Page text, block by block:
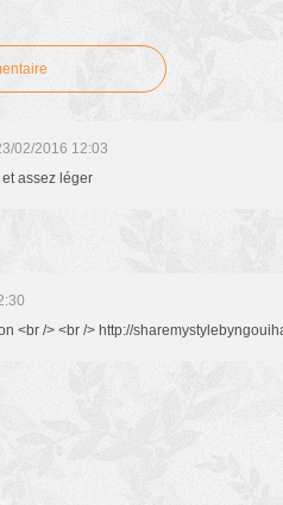
02/2016 12:03
assez léger
<br /> <br /> http://